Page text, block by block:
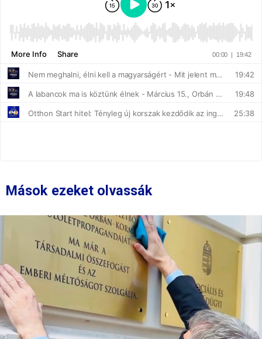
Mások ezeket olvassák